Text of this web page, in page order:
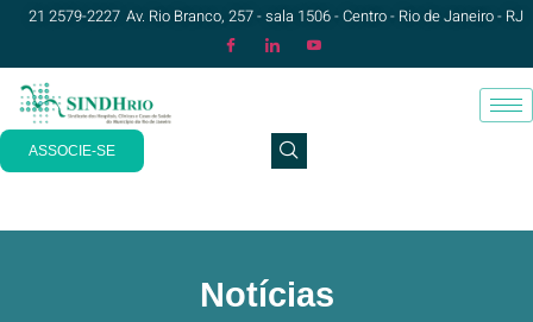
21 2579-2227 Av. Rio Branco, 257 - sala 1506 - Centro - Rio de Janeiro - RJ
ASSOCIE-SE
Notícias